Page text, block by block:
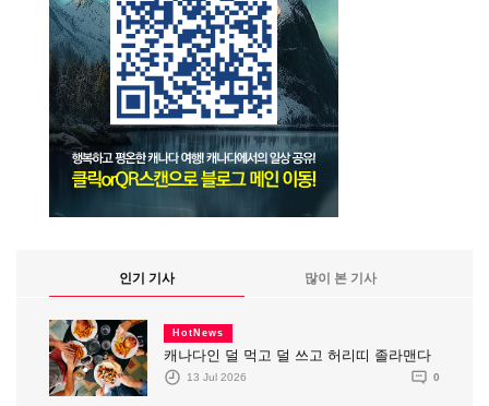
인기 기사 많이 본 기사
HotNews
캐나다인 덜 먹고 덜 쓰고 허리띠 졸라맨다
13 Jul 2026 0